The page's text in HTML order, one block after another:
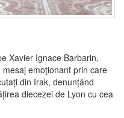
Xavier Ignace Barbarin,
emoţionant prin care
din Irak, denunțând
diecezei de Lyon cu cea